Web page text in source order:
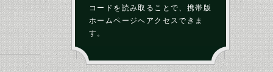
コードを読み取ることで、携帯版
ホームページへアクセスできま
す。